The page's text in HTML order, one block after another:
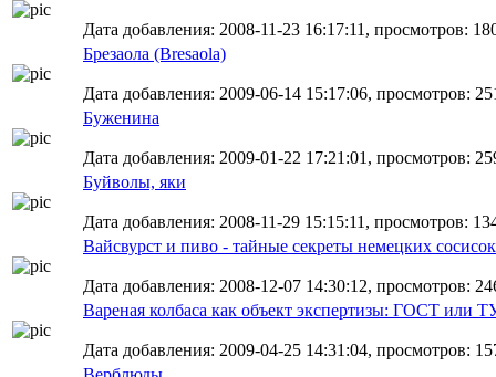
Дата добавления: 2008-11-23 16:17:11, просмотров:
Брезаола (Bresaola)
Дата добавления: 2009-06-14 15:17:06, просмотров:
Буженина
Дата добавления: 2009-01-22 17:21:01, просмотров:
Буйволы, яки
Дата добавления: 2008-11-29 15:15:11, просмотров:
Вайсвурст и пиво - тайные секреты немецких сосисок
Дата добавления: 2008-12-07 14:30:12, просмотров:
Вареная колбаса как объект экспертизы: ГОСТ или
Дата добавления: 2009-04-25 14:31:04, просмотров: